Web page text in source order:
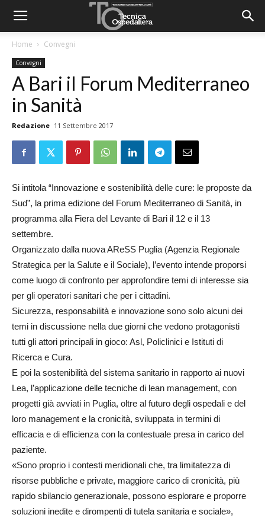
Home Convegni
Convegni
A Bari il Forum Mediterraneo
in Sanità
Redazione 11 Settembre 2017
Si intitola “Innovazione e sostenibilità delle cure: le proposte da
Sud”, la prima edizione del Forum Mediterraneo di Sanità, in
programma alla Fiera del Levante di Bari il 12 e il 13
settembre.
Organizzato dalla nuova AReSS Puglia (Agenzia Regionale
Strategica per la Salute e il Sociale), l’evento intende proporsi
come luogo di confronto per approfondire temi di interesse sia
per gli operatori sanitari che per i cittadini.
Sicurezza, responsabilità e innovazione sono solo alcuni dei
temi in discussione nella due giorni che vedono protagonisti
tutti gli attori principali in gioco: Asl, Policlinici e Istituti di
Ricerca e Cura.
E poi la sostenibilità del sistema sanitario in rapporto ai nuovi
Lea, l’applicazione delle tecniche di lean management, con
progetti già avviati in Puglia, oltre al futuro degli ospedali e del
loro management e la cronicità, sviluppata in termini di
efficacia e di efficienza con la contestuale presa in carico del
paziente.
«Sono proprio i contesti meridionali che, tra limitatezza di
risorse pubbliche e private, maggiore carico di cronicità, più
rapido sbilancio generazionale, possono esplorare e proporre
soluzioni inedite e dirompenti di tutela sanitaria e sociale»,